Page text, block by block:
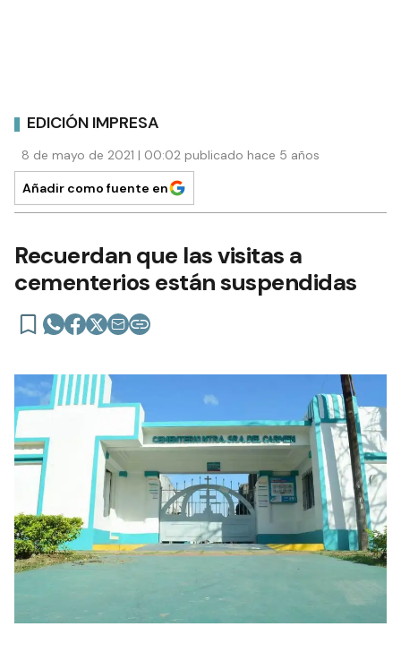
EDICIÓN IMPRESA
8 de mayo de 2021 | 00:02 publicado hace 5 años
Añadir como fuente en
Recuerdan que las visitas a
cementerios están suspendidas